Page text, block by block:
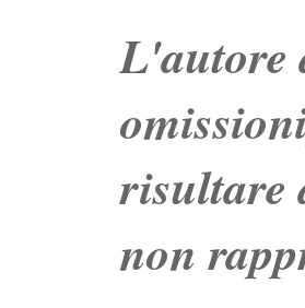
L'autore
risultare
non